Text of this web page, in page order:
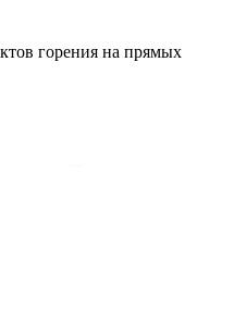
горения на прямых